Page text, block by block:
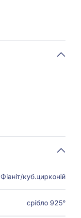
Фіаніт/куб.цирконій
срібло 925°